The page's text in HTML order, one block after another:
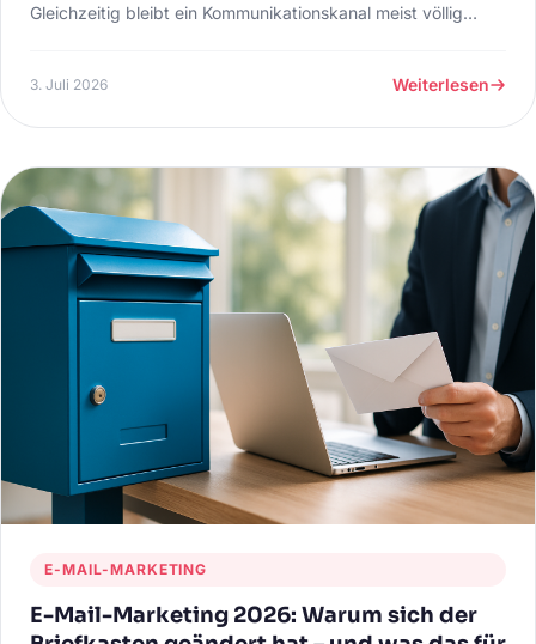
Gleichzeitig bleibt ein Kommunikationskanal meist völlig
wenigen gezielten Anpassungen kann aus einer reinen
und wie Sie es für Ihr Unternehmen sinnvoll einsetzen
können, erfahren Sie in diesem Beitrag.
3. Juli 2026 Weiterlesen
E-MAIL-MARKETING
E-Mail-Marketing 2026: Warum sich der